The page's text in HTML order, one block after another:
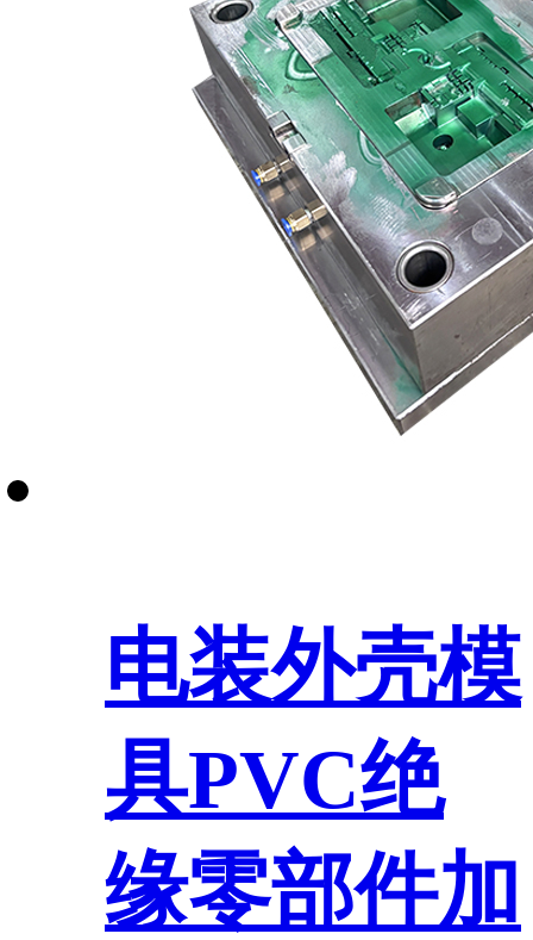
电装外壳模
具PVC绝
缘零部件加